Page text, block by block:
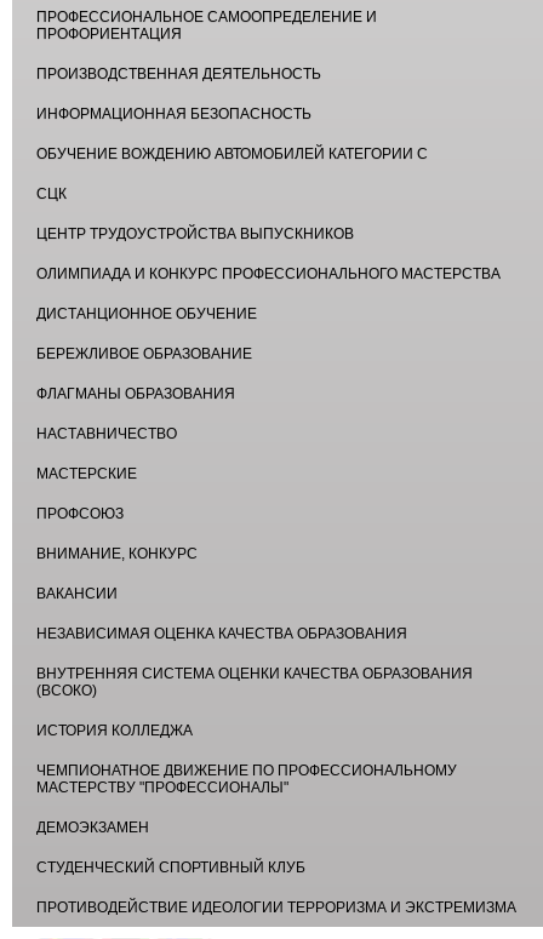
ПРОФЕССИОНАЛЬНОЕ САМООПРЕДЕЛЕНИЕ И
ПРОФОРИЕНТАЦИЯ
ПРОИЗВОДСТВЕННАЯ ДЕЯТЕЛЬНОСТЬ
ИНФОРМАЦИОННАЯ БЕЗОПАСНОСТЬ
ОБУЧЕНИЕ ВОЖДЕНИЮ АВТОМОБИЛЕЙ КАТЕГОРИИ С
СЦК
ЦЕНТР ТРУДОУСТРОЙСТВА ВЫПУСКНИКОВ
ОЛИМПИАДА И КОНКУРС ПРОФЕССИОНАЛЬНОГО МАСТЕРСТВА
ДИСТАНЦИОННОЕ ОБУЧЕНИЕ
БЕРЕЖЛИВОЕ ОБРАЗОВАНИЕ
ФЛАГМАНЫ ОБРАЗОВАНИЯ
НАСТАВНИЧЕСТВО
МАСТЕРСКИЕ
ПРОФСОЮЗ
ВНИМАНИЕ, КОНКУРС
ВАКАНСИИ
НЕЗАВИСИМАЯ ОЦЕНКА КАЧЕСТВА ОБРАЗОВАНИЯ
ВНУТРЕННЯЯ СИСТЕМА ОЦЕНКИ КАЧЕСТВА ОБРАЗОВАНИЯ
(ВСОКО)
ИСТОРИЯ КОЛЛЕДЖА
ЧЕМПИОНАТНОЕ ДВИЖЕНИЕ ПО ПРОФЕССИОНАЛЬНОМУ
МАСТЕРСТВУ "ПРОФЕССИОНАЛЫ"
ДЕМОЭКЗАМЕН
СТУДЕНЧЕСКИЙ СПОРТИВНЫЙ КЛУБ
ПРОТИВОДЕЙСТВИЕ ИДЕОЛОГИИ ТЕРРОРИЗМА И ЭКСТРЕМИЗМА